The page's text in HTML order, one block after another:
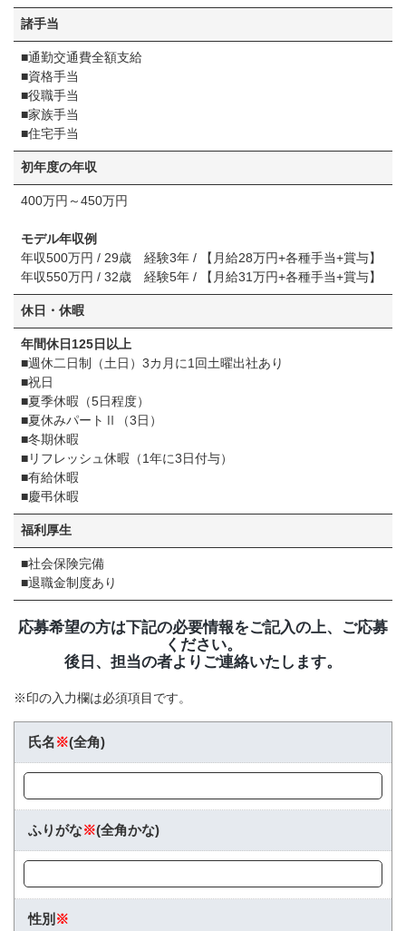
諸⼿当
■通勤交通費全額⽀給
■資格⼿当
■役職⼿当
■家族⼿当
■住宅⼿当
初年度の年収
400万円～450万円
モデル年収例
年収500万円 / 29歳 経験3年 / 【月給28万円+各種手当+賞与】
年収550万円 / 32歳 経験5年 / 【月給31万円+各種手当+賞与】
休⽇・休暇
年間休⽇125⽇以上
■週休⼆⽇制（⼟⽇）3カ⽉に1回⼟曜出社あり
■祝⽇
■夏季休暇（5⽇程度）
■夏休みパートⅡ（3⽇）
■冬期休暇
■リフレッシュ休暇（1年に3⽇付与）
■有給休暇
■慶弔休暇
福利厚⽣
■社会保険完備
■退職⾦制度あり
応募希望の方は下記の必要情報をご記入の上、ご応募
ください。
後日、担当の者よりご連絡いたします。
※印の入力欄は必須項目です。
氏名※(全角)
ふりがな※(全角かな)
性別 ※